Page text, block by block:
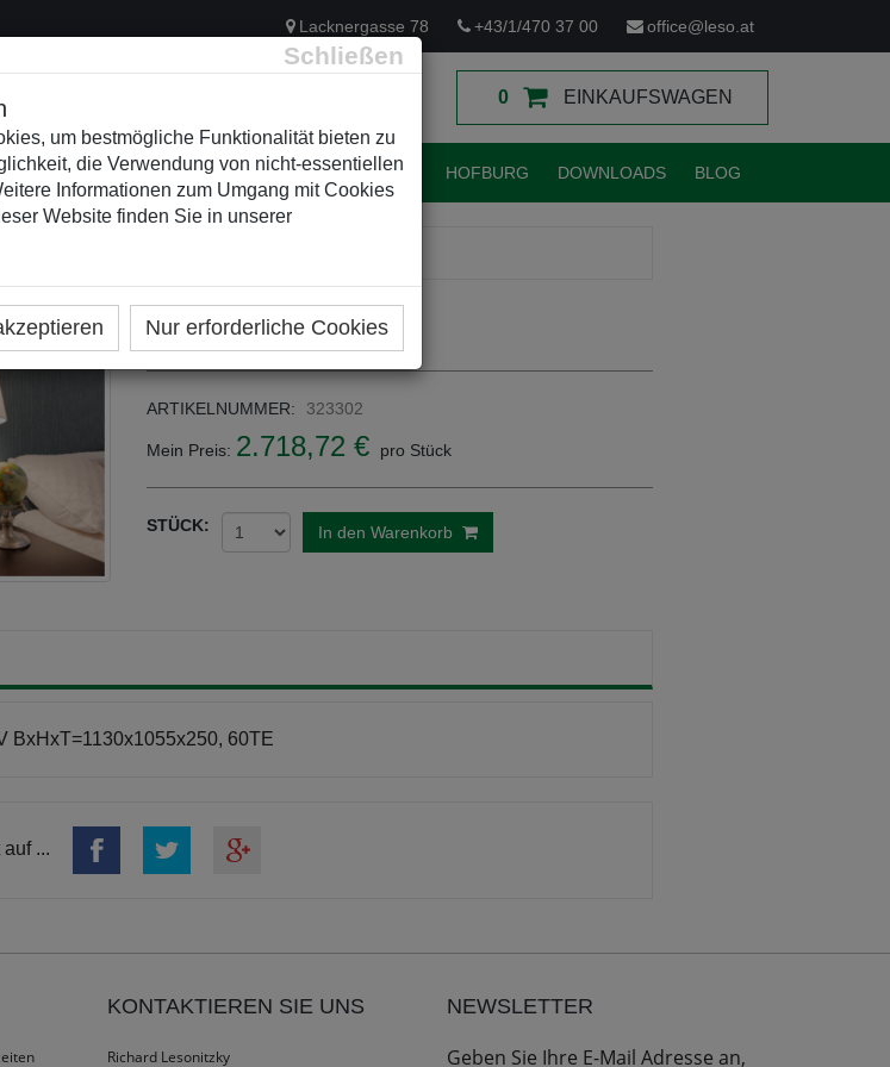
Schließen
um bestmögliche Funktionalität bieten zu
die Verwendung von nicht-essentiellen
Informationen zum Umgang mit Cookies
Website finden Sie in unserer
Nur erforderliche Cookies
Lacknergasse 78 +43/1/470 37 00 office@leso.at
0 EINKAUFSWAGEN
WEIHNACHTSBELEUCHTUNGEN HOFBURG DOWNLOADS BLOG
ZK1-5x2-0-V
ARTIKELNUMMER: 323302
Mein Preis: 2.718,72 € pro Stück
STÜCK: In den Warenkorb
BxHxT=1130x1055x250, 60TE
...
KONTAKTIEREN SIE UNS
Richard Lesonitzky
NEWSLETTER
Geben Sie Ihre E-Mail Adresse an,